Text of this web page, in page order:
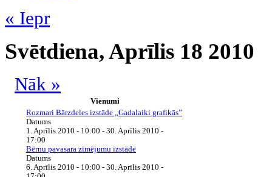
« Iepr
Svētdiena, Aprīlis 18 2010
Nāk »
Vienumi
Rozmari Bārzdeles izstāde „Gadalaiki grafikās”
Datums
1. Aprīlis 2010 - 10:00 - 30. Aprīlis 2010 -
17:00
Bērnu pavasara zīmējumu izstāde
Datums
6. Aprīlis 2010 - 10:00 - 30. Aprīlis 2010 -